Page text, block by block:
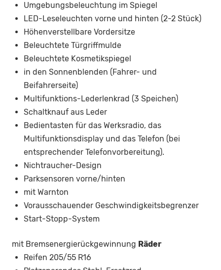
Umgebungsbeleuchtung im Spiegel
LED-Leseleuchten vorne und hinten (2-2 Stück)
Höhenverstellbare Vordersitze
Beleuchtete Türgriffmulde
Beleuchtete Kosmetikspiegel
in den Sonnenblenden (Fahrer- und
Beifahrerseite)
Multifunktions-Lederlenkrad (3 Speichen)
Schaltknauf aus Leder
Bedientasten für das Werksradio, das
Multifunktionsdisplay und das Telefon (bei
entsprechender Telefonvorbereitung).
Nichtraucher-Design
Parksensoren vorne/hinten
mit Warnton
Vorausschauender Geschwindigkeitsbegrenzer
Start-Stopp-System
mit Bremsenergierückgewinnung Räder
Reifen 205/55 R16